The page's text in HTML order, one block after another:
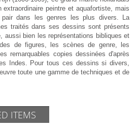
peintre et aquafortiste, mais
dans les genres les plus divers. La
traités dans ses dessins sont présents
aussi bien les représentations bibliques et
de figures, les scènes de genre, les
remarquables copies dessinées d'après
Indes. Pour tous ces dessins si divers,
toute une gamme de techniques et de
ITEMS